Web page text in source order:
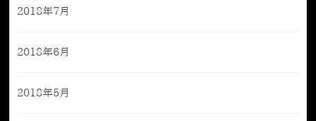
2018年7月
2018年6月
2018年5月